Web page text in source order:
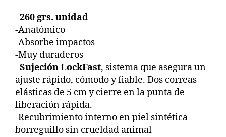
–260 grs. unidad
-Anatómico
-Absorbe impactos
-Muy duraderos
–Sujeción LockFast, sistema que asegura un
ajuste rápido, cómodo y fiable. Dos correas
elásticas de 5 cm y cierre en la punta de
liberación rápida.
-Recubrimiento interno en piel sintética
borreguillo sin crueldad animal